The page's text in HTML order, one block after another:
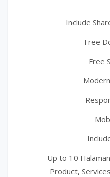
Include
Free
Free
Up to 10
Product,